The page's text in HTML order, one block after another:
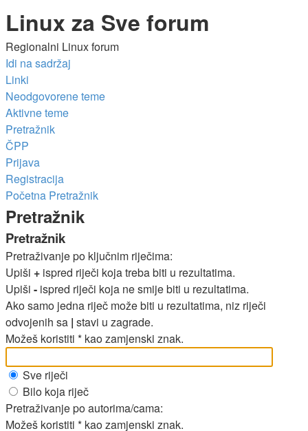
Linux za Sve forum
Regionalni Linux forum
Idi na sadržaj
Linki
Neodgovorene teme
Aktivne teme
Pretražnik
ČPP
Prijava
Registracija
Početna Pretražnik
Pretražnik
Pretražnik
Pretraživanje po ključnim riječima:
Upiši + ispred riječi koja treba biti u rezultatima.
Upiši - ispred riječi koja ne smije biti u rezultatima.
Ako samo jedna riječ može biti u rezultatima, niz riječi
odvojenih sa | stavi u zagrade.
Možeš koristiti * kao zamjenski znak.
Sve riječi
Bilo koja riječ
Pretraživanje po autorima/cama:
Možeš koristiti * kao zamjenski znak.